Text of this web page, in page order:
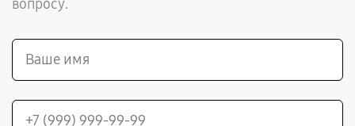
вопросу.